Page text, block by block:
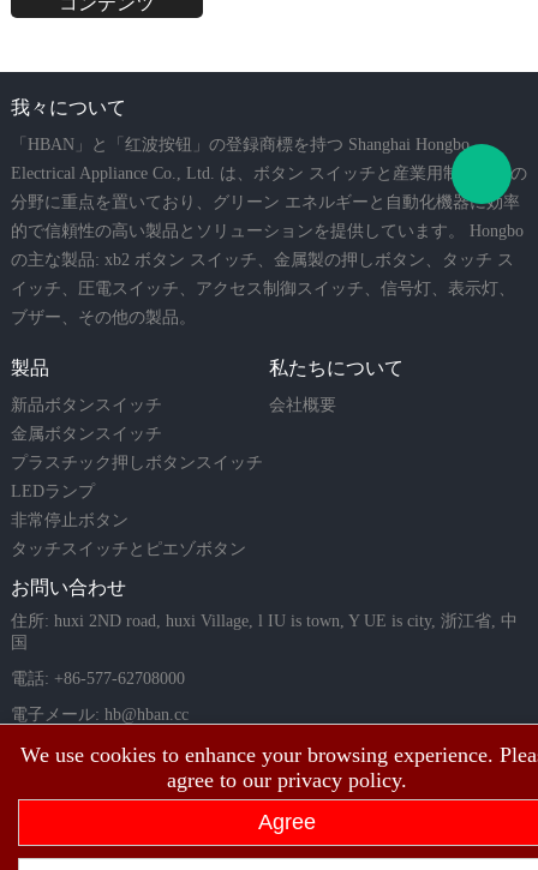
We use cookies to enhance your browsing experience.
agree to our privacy policy.
Agree
我々について
「HBAN」と「红波按钮」の登録商標を持つ Shanghai Hongbo
Electrical Appliance Co., Ltd. は、ボタン スイッチと産業用制御電気の
分野に重点を置いており、グリーン エネルギーと自動化機器に効率
的で信頼性の高い製品とソリューションを提供しています。 Hongbo
の主な製品: xb2 ボタン スイッチ、金属製の押しボタン、タッチ ス
イッチ、圧電スイッチ、アクセス制御スイッチ、信号灯、表示灯、
ブザー、その他の製品。
製品
新品ボタンスイッチ
金属ボタンスイッチ
プラスチック押しボタンスイッチ
LEDランプ
非常停止ボタン
タッチスイッチとピエゾボタン
私たちについて
会社概要
お問い合わせ
住所: huxi 2ND road, huxi Village, l IU is town, Y UE is city, 浙江省, 中
国
電話: +86-577-62708000
電子メール: hb@hban.cc